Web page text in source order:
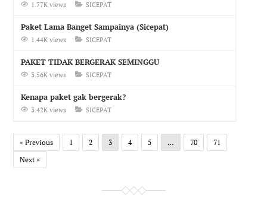
1.77K views SICEPAT
Paket Lama Banget Sampainya (Sicepat)
1.44K views SICEPAT
PAKET TIDAK BERGERAK SEMINGGU
3.56K views SICEPAT
Kenapa paket gak bergerak?
3.42K views SICEPAT
« Previous 1 2 3 4 5 … 70
71
Next »